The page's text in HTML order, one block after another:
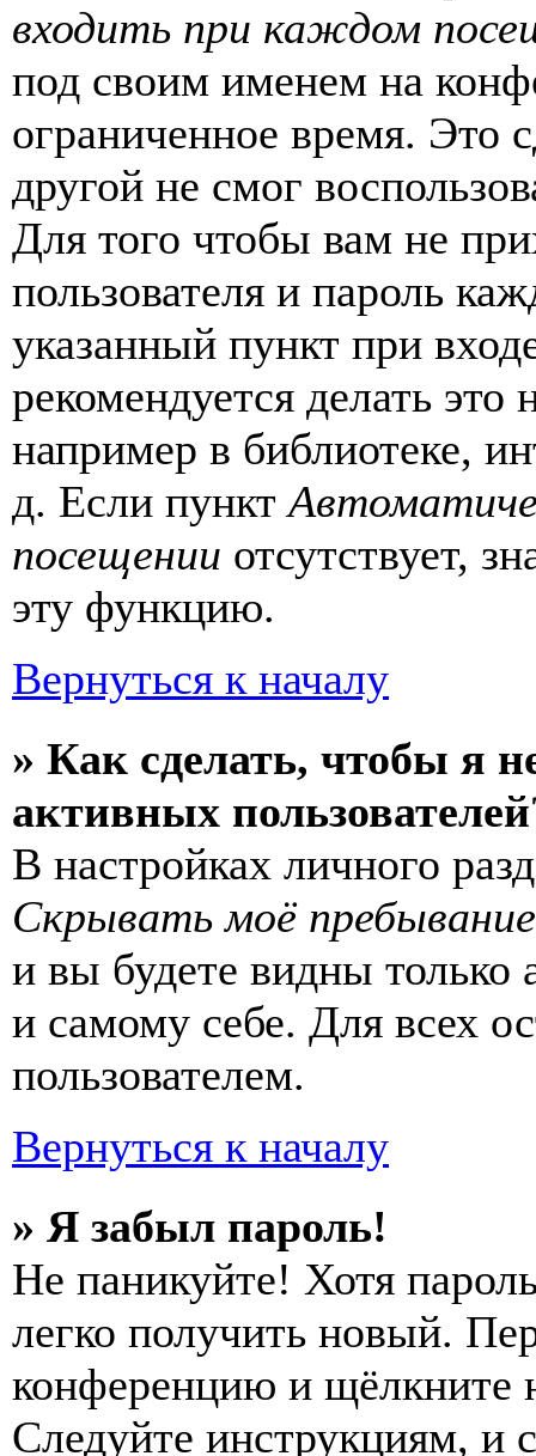
входить при каждом
под своим именем на
ограниченное время. Это
другой не смог
Для того чтобы вам не
пользователя и пароль
указанный пункт при
рекомендуется делать
например в библиотеке,
д. Если пункт
посещении отсутствует,
эту функцию.
Вернуться к началу
» Как сделать, чтобы я
активных
В настройках личного
Скрывать моё
и вы будете видны только
и самому себе. Для всех
пользователем.
Вернуться к началу
» Я забыл пароль!
Не паникуйте! Хотя
легко получить новый.
конференцию и щёлкните
Следуйте инструкциям, и